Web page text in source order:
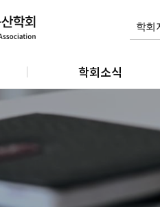
학회소식
공지사항
개인회원동정
단체 및 기관소식